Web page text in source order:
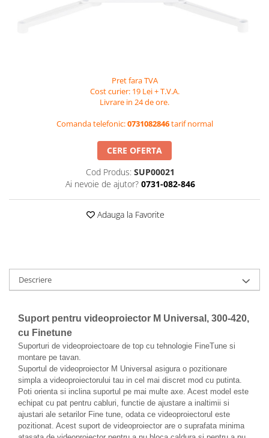
Videoconferinta si Colaborare
Camere Videoconferinta
Tehnologie Educationala
Kit Robotic Educational
Software Educational
Table/Display-uri Interactive
Videoproiectoare si Echipamente IT
Videoproiectoare
Suporti si Accesorii
Videoproiectoare
Ecrane Proiectie
Laptopuri si Accesorii
Laptopuri
Accesorii Laptopuri
All in One/PC
Pret fara TVA
Cost curier: 19 Lei + T.V.A.
Livrare in 24 de ore.
Comanda telefonic:0731082846tarif normal
CERE OFERTA
Cod Produs: SUP00021
Ai nevoie de ajutor? 0731-082-846
Adauga la Favorite
Descriere
Suport pentru videoproiector M Universal, 300-420,
cu Finetune
Suporturi de videoproiectoare de top cu tehnologie FineTune si
montare pe tavan.
Suportul de videoproiector M Universal asigura o pozitionare
simpla a videoproiectorului tau in cel mai discret mod cu putinta.
Poti orienta si inclina suportul pe mai multe axe. Acest model este
echipat cu pat pentru cabluri, functie de ajustare a inaltimii si
ajustari ale setarilor Fine tune, odata ce videoproiectorul este
pozitionat. Acest suport de videoproiector are o suprafata minima